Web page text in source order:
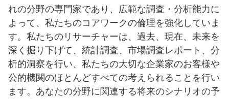
れの分野の専門家であり、広範な調査・分析能力に
よって、私たちのコアワークの倫理を強化していま
す。私たちのリサーチャーは、過去、現在、未来を
深く掘り下げて、統計調査、市場調査レポート、分
析的洞察を行い、私たちの大切な企業家のお客様や
公的機関のほとんどすべての考えられることを行い
ます。あなたの分野に関連する将来のシナリオの予